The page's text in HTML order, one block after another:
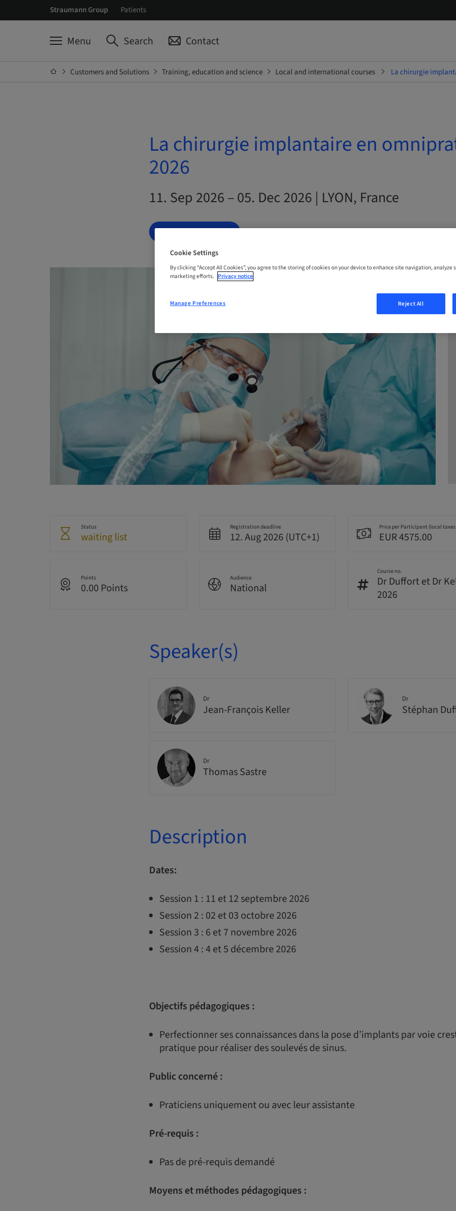
Straumann Group Patients
Menu Search Contact
Customers and Solutions Training, education and science Local and international courses La chirurgie
La chirurgie implantaire en
2026
11. Sep 2026 – 05. Dec 2026 | LYON, France
WAITING LIST
Status
waiting list
Registration deadline
12. Aug 2026 (UTC+1)
Price per Participant (local
EUR 4575.00
Points
0.00 Points
Audience
National
Course no.
Dr Duffort et Dr
2026
Speaker(s)
Dr
Jean-François Keller
Dr
Stéphan
Dr
Thomas Sastre
Description
Dates:
Session 1 : 11 et 12 septembre 2026
Session 2 : 02 et 03 octobre 2026
Session 3 : 6 et 7 novembre 2026
Session 4 : 4 et 5 décembre 2026
Objectifs pédagogiques :
Perfectionner ses connaissances dans la pose d’implants par voie
pratique pour réaliser des soulevés de sinus.
Public concerné :
Praticiens uniquement ou avec leur assistante
Pré-requis :
Pas de pré-requis demandé
Moyens et méthodes pédagogiques :
Cookie Settings
By clicking “Accept All Cookies”, you agree to the storing of cookies on your device to enhance site navigation, analyze
marketing efforts. Privacy notice
Reject All
Manage Preferences